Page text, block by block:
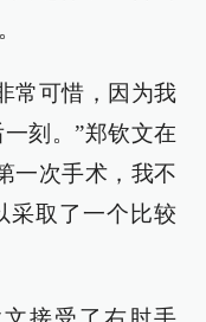
常可惜，因为我
刻。”郑钦文在
一次手术，我不
采取了一个比较